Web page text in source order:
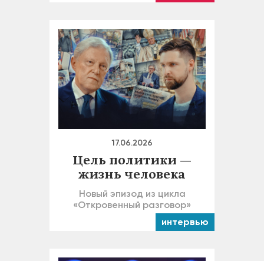
17.06.2026
Цель политики —
жизнь человека
Новый эпизод из цикла
«Откровенный разговор»
интервью